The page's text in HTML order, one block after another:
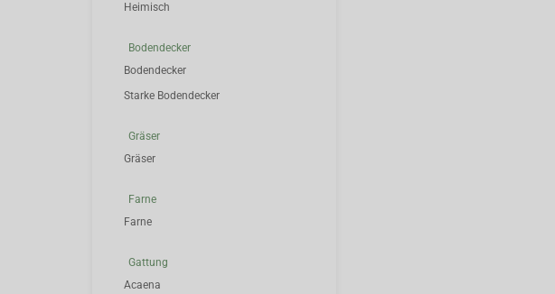
Heimisch
Bodendecker
Bodendecker
Starke Bodendecker
Gräser
Gräser
Farne
Farne
Gattung
Acaena